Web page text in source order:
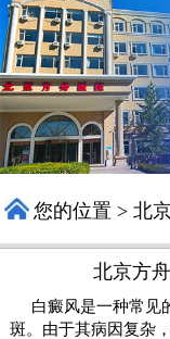
您的位置 >北
北京方
白癜风是一种常见
斑。由于其病因复杂